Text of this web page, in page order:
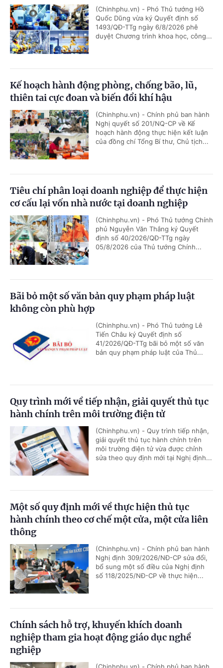
(Chinhphu.vn) - Phó Thủ tướng Hồ
Quốc Dũng vừa ký Quyết định số
1493/QĐ-TTg ngày 6/8/2026 phê
duyệt Chương trình khoa học, công...
Kế hoạch hành động phòng, chống bão, lũ,
thiên tai cực đoan và biến đổi khí hậu
(Chinhphu.vn) - Chính phủ ban hành
Nghị quyết số 201/NQ-CP về Kế
hoạch hành động thực hiện kết luận
của đồng chí Tổng Bí thư, Chủ tịch...
Tiêu chí phân loại doanh nghiệp để thực hiện
cơ cấu lại vốn nhà nước tại doanh nghiệp
(Chinhphu.vn) - Phó Thủ tướng Chính
phủ Nguyễn Văn Thắng ký Quyết
định số 40/2026/QĐ-TTg ngày
05/8/2026 của Thủ tướng Chính...
Bãi bỏ một số văn bản quy phạm pháp luật
không còn phù hợp
(Chinhphu.vn) - Phó Thủ tướng Lê
Tiến Châu ký Quyết định số
41/2026/QĐ-TTg bãi bỏ một số văn
bản quy phạm pháp luật của Thủ...
Quy trình mới về tiếp nhận, giải quyết thủ tục
hành chính trên môi trường điện tử
(Chinhphu.vn) - Quy trình tiếp nhận,
giải quyết thủ tục hành chính trên
môi trường điện tử vừa được chỉnh
sửa theo quy định mới tại Nghị định...
Một số quy định mới về thực hiện thủ tục
hành chính theo cơ chế một cửa, một cửa liên
thông
(Chinhphu.vn) - Chính phủ ban hành
Nghị định 309/2026/NĐ-CP sửa đổi,
bổ sung một số điều của Nghị định
số 118/2025/NĐ-CP về thực hiện...
Chính sách hỗ trợ, khuyến khích doanh
nghiệp tham gia hoạt động giáo dục nghề
nghiệp